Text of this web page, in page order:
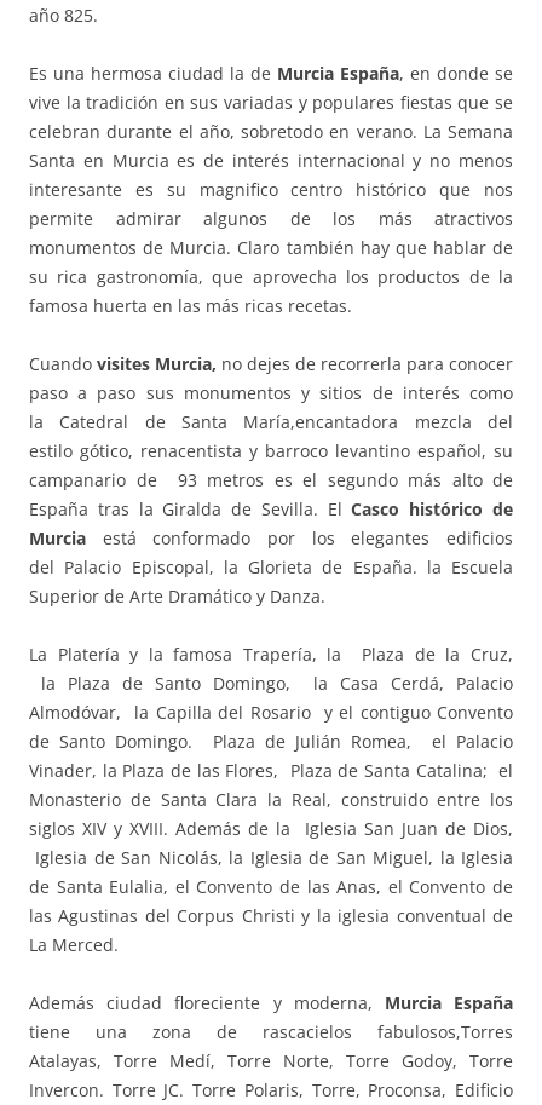
año 825.
Es una hermosa ciudad la de Murcia España, en donde se
vive la tradición en sus variadas y populares fiestas que se
celebran durante el año, sobretodo en verano. La Semana
Santa en Murcia es de interés internacional y no menos
interesante es su magnifico centro histórico que nos
permite admirar algunos de los más atractivos
monumentos de Murcia. Claro también hay que hablar de
su rica gastronomía, que aprovecha los productos de la
famosa huerta en las más ricas recetas.
Cuando visites Murcia, no dejes de recorrerla para conocer
paso a paso sus monumentos y sitios de interés como
la Catedral de Santa María,encantadora mezcla del
estilo gótico, renacentista y barroco levantino español, su
campanario de 93 metros es el segundo más alto de
España tras la Giralda de Sevilla. ElCasco histórico de
Murcia está conformado por los elegantes edificios
del Palacio Episcopal, la Glorieta de España. la Escuela
Superior de Arte Dramático y Danza.
La Platería y la famosa Trapería, la Plaza de la Cruz,
la Plaza de Santo Domingo, la Casa Cerdá, Palacio
Almodóvar, la Capilla del Rosario y el contiguo Convento
de Santo Domingo. Plaza de Julián Romea, el Palacio
Vinader, la Plaza de las Flores, Plaza de Santa Catalina; el
Monasterio de Santa Clara la Real, construido entre los
siglos XIV y XVIII. Además de la Iglesia San Juan de Dios,
Iglesia de San Nicolás, la Iglesia de San Miguel, la Iglesia
de Santa Eulalia, el Convento de las Anas, el Convento de
las Agustinas del Corpus Christi y la iglesia conventual de
La Merced.
Además ciudad floreciente y moderna, Murcia España
tiene una zona de rascacielos fabulosos,Torres
Atalayas, Torre Medí, Torre Norte, Torre Godoy, Torre
Invercon. Torre JC. Torre Polaris, Torre, Proconsa, Edificio